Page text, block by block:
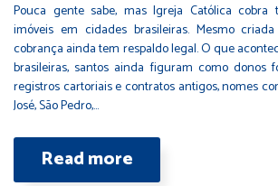
Pouca gente sabe, mas Igreja Católica cobra
imóveis em cidades brasileiras. Mesmo
cobrança ainda tem respaldo legal. O que
brasileiras, santos ainda figuram como donos
registros cartoriais e contratos antigos, nomes
José, São Pedro,…
Read more